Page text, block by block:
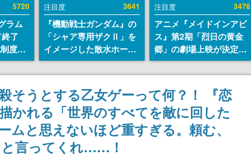
5720
ラム
了
度
」を
注目度 3641
『機動戦士ガンダム』の
「シャア専用ザクⅡ」を
イメージした散水ホース
リールが予約開始。本体
にはシャアのパーソナル
マークやジオン公国軍の
エンブレム、型式番号な
どを配置
注目度 3476
アニメ『メイドインアビ
ス』第2期「烈日の黄金
郷」の劇場上映が決定！
レグ役・伊瀬茉莉也さん
らが登壇する舞台挨拶も
実施
そうとする乙女ゲーって何？！ 『恋
かれる「世界のすべてを敵に回した
ムと思えないほど重すぎる。頼む、
言ってくれ……！